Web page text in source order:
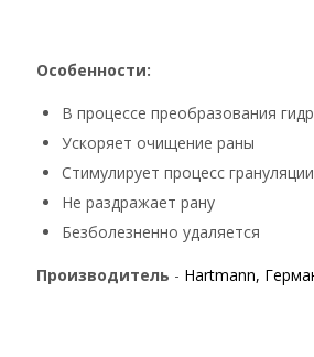
Особенности:
В процессе преобразования
Ускоряет очищение раны
Стимулирует процесс
Не раздражает рану
Безболезненно удаляется
Производитель - Hartmann,